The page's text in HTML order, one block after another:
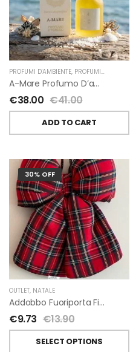
PROFUMI D'AMBIENTE, PROFUMI D'AMBIENTE FIORIRA' UN GIARDINO
A-Mare Profumo D’ambiente Di Fiorirà Un Giardino
€38.00 €41.00
ADD TO CART
30% OFF
OUTLET, NATALE
Addobbo Fuoriporta Fiocco In Velluto Rosso O In Tartan
€9.73 €13.90
SELECT OPTIONS